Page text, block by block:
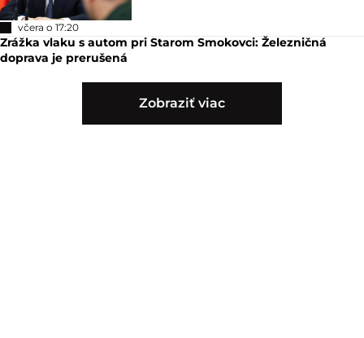
včera o 17:20
Zrážka vlaku s autom pri Starom Smokovci: Železničná
doprava je prerušená
Zobraziť viac